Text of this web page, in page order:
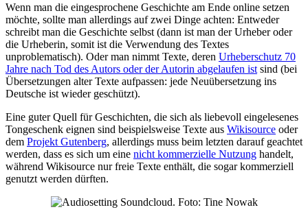
Wenn man die eingesprochene Geschichte am Ende online setzen
möchte, sollte man allerdings auf zwei Dinge achten: Entweder
schreibt man die Geschichte selbst (dann ist man der Urheber oder
die Urheberin, somit ist die Verwendung des Textes
unproblematisch). Oder man nimmt Texte, deren Urheberschutz 70
Jahre nach Tod des Autors oder der Autorin abgelaufen ist sind (bei
Übersetzungen alter Texte aufpassen: jede Neuübersetzung ins
Deutsche ist wieder geschützt).
Eine guter Quell für Geschichten, die sich als liebevoll eingelesenes
Tongeschenk eignen sind beispielsweise Texte aus Wikisource oder
dem Projekt Gutenberg, allerdings muss beim letzten darauf geachtet
werden, dass es sich um eine nicht kommerzielle Nutzung handelt,
während Wikisource nur freie Texte enthält, die sogar kommerziell
genutzt werden dürften.